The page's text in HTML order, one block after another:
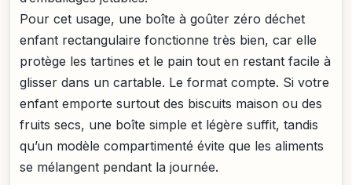
Pour cet usage, une boîte à goûter zéro déchet
enfant rectangulaire fonctionne très bien, car elle
protège les tartines et le pain tout en restant facile à
glisser dans un cartable. Le format compte. Si votre
enfant emporte surtout des biscuits maison ou des
fruits secs, une boîte simple et légère suffit, tandis
qu’un modèle compartimenté évite que les aliments
se mélangent pendant la journée.